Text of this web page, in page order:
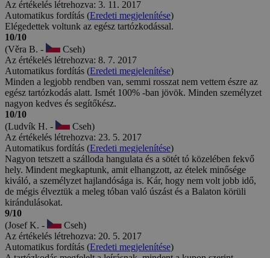
Az értékelés létrehozva: 3. 11. 2017
Automatikus fordítás (Eredeti megjelenítése)
Elégedettek voltunk az egész tartózkodással.
10/10
(Věra B. -
Cseh)
Az értékelés létrehozva: 8. 7. 2017
Automatikus fordítás (Eredeti megjelenítése)
Minden a legjobb rendben van, semmi rosszat nem vettem észre az
egész tartózkodás alatt. Ismét 100% -ban jövök. Minden személyzet
nagyon kedves és segítőkész.
10/10
(Ludvík H. -
Cseh)
Az értékelés létrehozva: 23. 5. 2017
Automatikus fordítás (Eredeti megjelenítése)
Nagyon tetszett a szálloda hangulata és a sötét tó közelében fekvő
hely. Mindent megkaptunk, amit elhangzott, az ételek minősége
kiváló, a személyzet hajlandósága is. Kár, hogy nem volt jobb idő,
de mégis élveztük a meleg tóban való úszást és a Balaton körüli
kirándulásokat.
9/10
(Josef K. -
Cseh)
Az értékelés létrehozva: 20. 5. 2017
Automatikus fordítás (Eredeti megjelenítése)